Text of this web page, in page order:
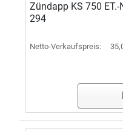
Zündapp KS 750
294
Netto-Verkaufspreis: